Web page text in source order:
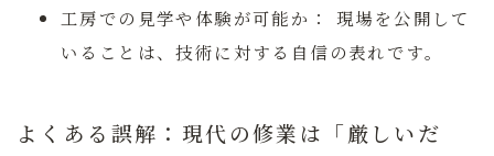
工房での見学や体験が可能か：
現場を公開して
いることは、技術に対する自信の表れです。
よくある誤解：現代の修業は「厳しいだ